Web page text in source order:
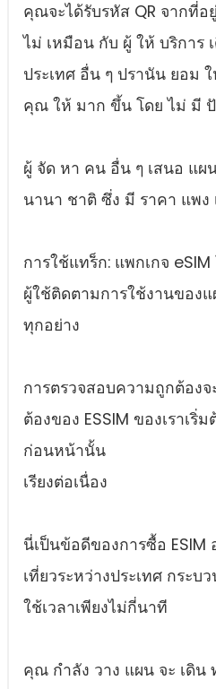
คุณจะได้รับรหัส QR จากที่
ไม่ เหมือน กับ ผู้ ให้ บริการ
ประเทศ อื่น ๆ ปรานัน ยอม
คุณ ให้ มาก ขึ้น โดย ไม่ มี
ผู้ จัด หา คน อื่น ๆ เสนอ แผ
นานา ชาติ ซึ่ง มี ราคา แพง
การใช้แทร็ก: แพกเกจ
ผู้ใช้ติดตามการใช้งานของแ
ทุกอย่าง
การตรวจสอบความถูกต้อง
ต้องของ ESSIM ของเราเริ่
ก่อนหน้านั้น
เรียงต่อเนื่อง
นี่เป็นข้อดีของการซื้อ
เที่ยวระหว่างประเทศ กระบ
ใช้เวลาเพียงไม่กี่นาที
คุณ กําลัง วาง แผน จะ เดิน